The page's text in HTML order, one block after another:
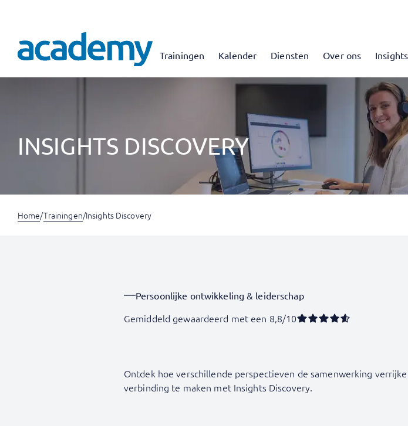
Trainingen Kalender Diensten Over ons Insights
INSIGHTS DISCOVERY
Home/Trainingen/Insights Discovery
Persoonlijke ontwikkeling & leiderschap
Gemiddeld gewaardeerd met een 8,8/10
Ontdek hoe verschillende perspectieven de samenwerking
verbinding te maken met Insights Discovery.